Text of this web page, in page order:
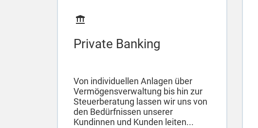
Private Banking
Von individuellen Anlagen über
Vermögensverwaltung bis hin zur
Steuerberatung lassen wir uns von
den Bedürfnissen unserer
Kundinnen und Kunden leiten...